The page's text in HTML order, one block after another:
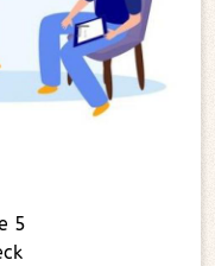
5